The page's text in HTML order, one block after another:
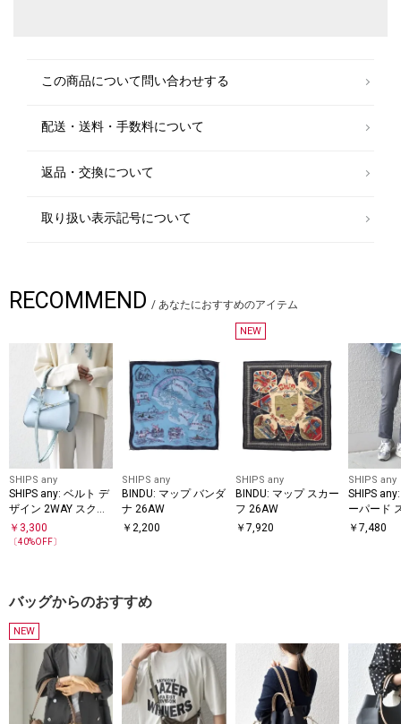
※飾り加工部分（ステッチ、パイピング等）は、デザインの特性上完全な
※生地が繰り返し折り畳まれることにより、撥水効果は薄れゆく性質があ
撥水が弱まった際は、生地表面に市販の撥水スプレーをご使用ください。
※雨のしずくを落とし、広げたまま少し乾かした後たたむことにより、金
※地面、階段等で先端に衝撃を与えないで下さい。
この商品について問い合わせする
配送・送料・手数料について
返品・交換について
取り扱い表示記号について
RECOMMEND / あなたにおすすめのアイテム
SHIPS any
SHIPS any: ベルト デ
ザイン 2WAY スクエ
ア バッグ
￥ 3,300
〔40%OFF〕
SHIPS any
BINDU: マップ バンダ
ナ 26AW
￥ 2,200
NEW
SHIPS any
BINDU: マップ スカー
フ 26AW
￥ 7,920
SHIPS any
SHIPS
ーパード
チノ パン
￥7,480
バッグからのおすすめ
NEW